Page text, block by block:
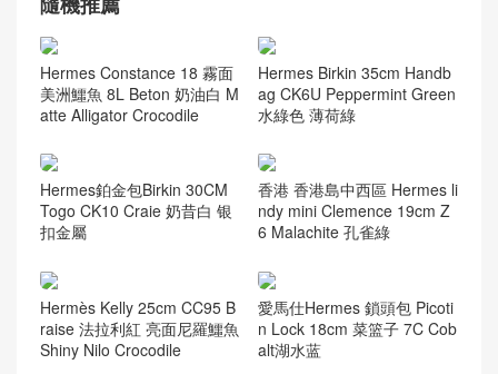
Hermes Constance 18 霧面
美洲鱷魚 8L Beton 奶油白 M
atte Alligator Crocodile
Hermes Birkin 35cm Handb
ag CK6U Peppermint Green
水綠色 薄荷綠
Hermes鉑金包Birkin 30CM
Togo CK10 Craie 奶昔白 银
扣金屬
香港 香港島中西區 Hermes li
ndy mini Clemence 19cm Z
6 Malachite 孔雀綠
Hermès Kelly 25cm CC95 B
raise 法拉利紅 亮面尼羅鱷魚
Shiny Nilo Crocodile
愛馬仕Hermes 鎖頭包 Picoti
n Lock 18cm 菜篮子 7C Cob
alt湖水蓝